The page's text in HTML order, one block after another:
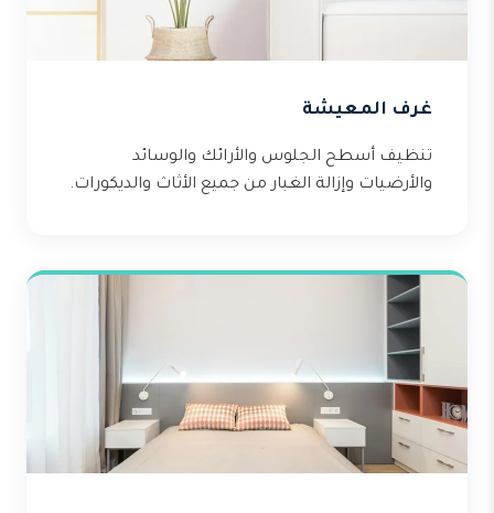
غرف المعيشة
تنظيف أسطح الجلوس والأرائك والوسائد
والأرضيات وإزالة الغبار من جميع الأثاث والديكورات.